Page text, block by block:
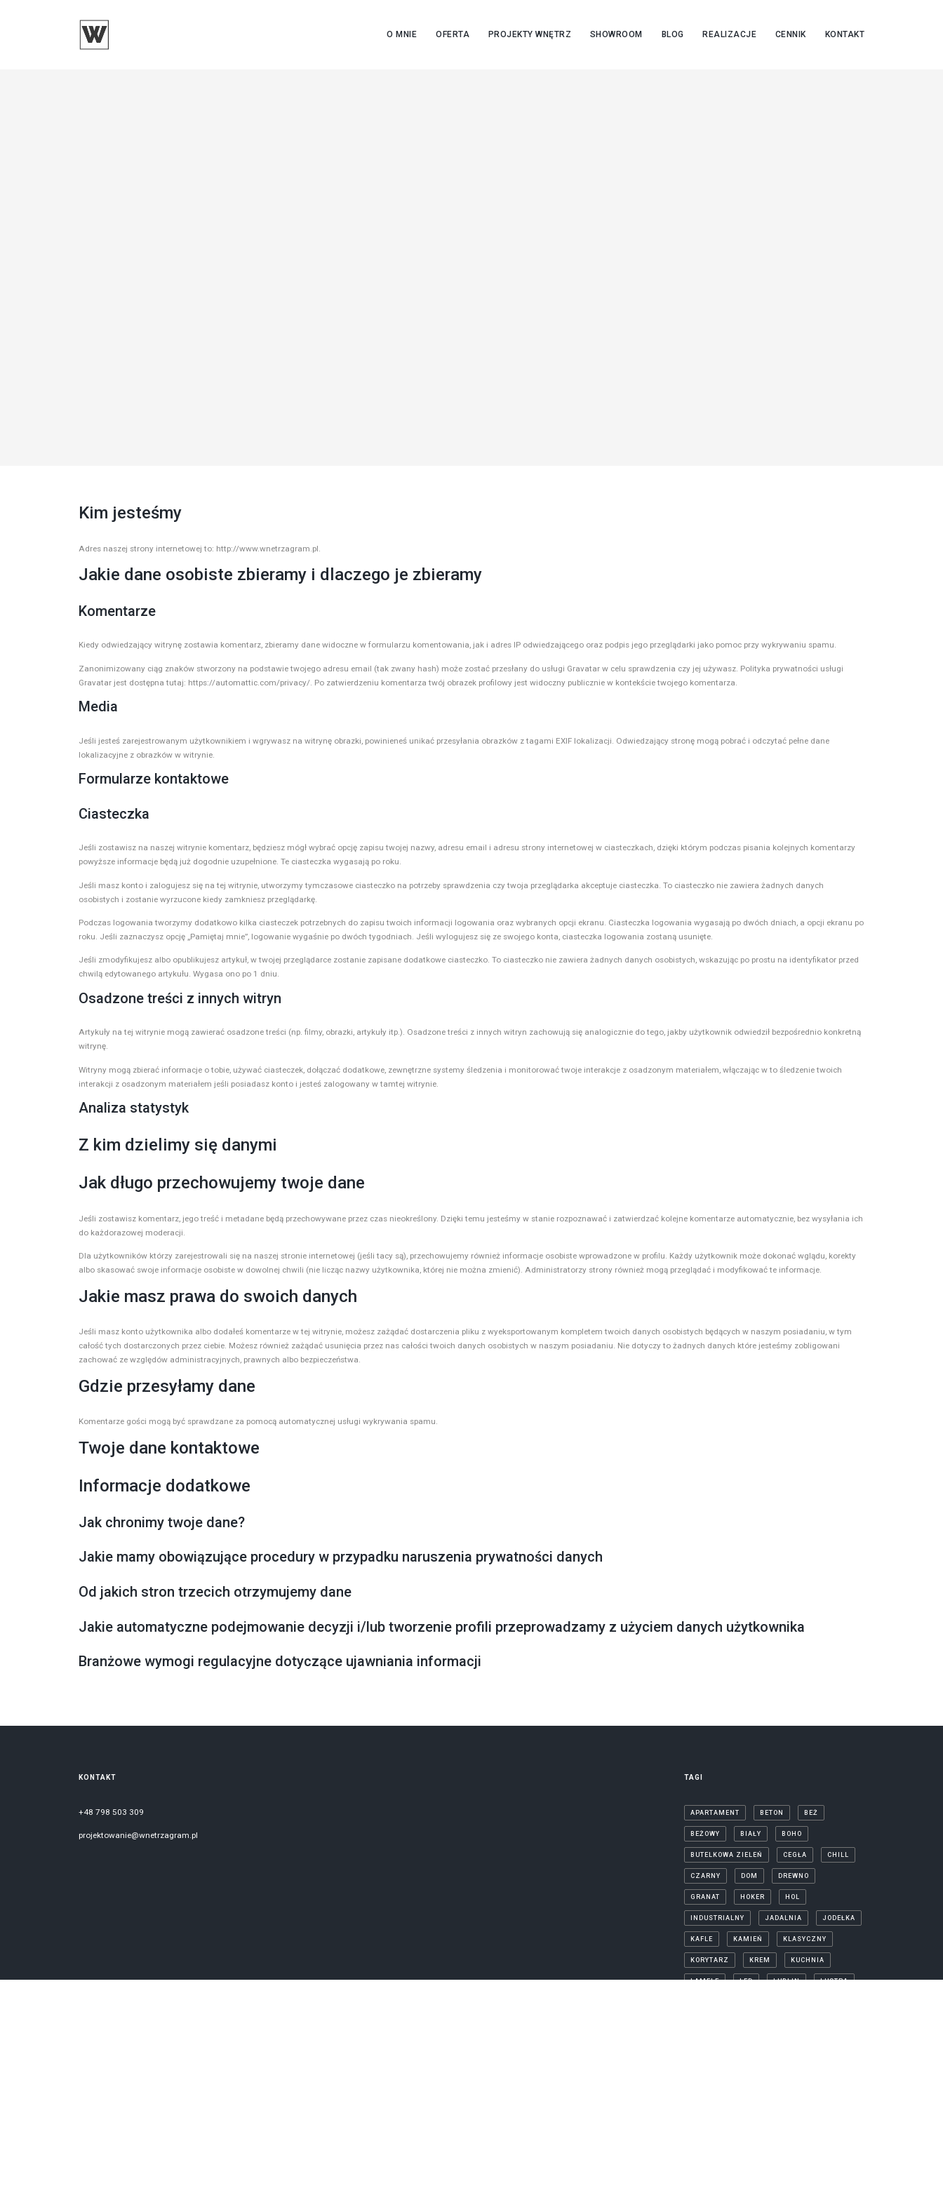
O MNIE OFERTA PROJEKTY WNĘTRZ SHOWROOM BLOG REALIZACJE CENNIK KONTAKT
Kim jesteśmy
Adres naszej strony internetowej to: http://www.wnetrzagram.pl.
Jakie dane osobiste zbieramy i dlaczego je zbieramy
Komentarze
Kiedy odwiedzający witrynę zostawia komentarz, zbieramy dane widoczne w formularzu komentowania, jak i adres IP odwiedzającego oraz podpis jego przeglądarki jako pomoc przy wykrywaniu spamu.
Zanonimizowany ciąg znaków stworzony na podstawie twojego adresu email (tak zwany hash) może zostać przesłany do usługi Gravatar w celu sprawdzenia czy jej używasz. Polityka prywatności usługi
Gravatar jest dostępna tutaj: https://automattic.com/privacy/. Po zatwierdzeniu komentarza twój obrazek profilowy jest widoczny publicznie w kontekście twojego komentarza.
Media
Jeśli jesteś zarejestrowanym użytkownikiem i wgrywasz na witrynę obrazki, powinieneś unikać przesyłania obrazków z tagami EXIF lokalizacji. Odwiedzający stronę mogą pobrać i odczytać pełne dane
lokalizacyjne z obrazków w witrynie.
Formularze kontaktowe
Ciasteczka
Jeśli zostawisz na naszej witrynie komentarz, będziesz mógł wybrać opcję zapisu twojej nazwy, adresu email i adresu strony internetowej w ciasteczkach, dzięki którym podczas pisania kolejnych komentarzy
powyższe informacje będą już dogodnie uzupełnione. Te ciasteczka wygasają po roku.
Jeśli masz konto i zalogujesz się na tej witrynie, utworzymy tymczasowe ciasteczko na potrzeby sprawdzenia czy twoja przeglądarka akceptuje ciasteczka. To ciasteczko nie zawiera żadnych danych
osobistych i zostanie wyrzucone kiedy zamkniesz przeglądarkę.
Podczas logowania tworzymy dodatkowo kilka ciasteczek potrzebnych do zapisu twoich informacji logowania oraz wybranych opcji ekranu. Ciasteczka logowania wygasają po dwóch dniach, a opcji ekranu po
roku. Jeśli zaznaczysz opcję „Pamiętaj mnie”, logowanie wygaśnie po dwóch tygodniach. Jeśli wylogujesz się ze swojego konta, ciasteczka logowania zostaną usunięte.
Jeśli zmodyfikujesz albo opublikujesz artykuł, w twojej przeglądarce zostanie zapisane dodatkowe ciasteczko. To ciasteczko nie zawiera żadnych danych osobistych, wskazując po prostu na identyfikator przed
chwilą edytowanego artykułu. Wygasa ono po 1 dniu.
Osadzone treści z innych witryn
Artykuły na tej witrynie mogą zawierać osadzone treści (np. filmy, obrazki, artykuły itp.). Osadzone treści z innych witryn zachowują się analogicznie do tego, jakby użytkownik odwiedził bezpośrednio konkretną
witrynę.
Witryny mogą zbierać informacje o tobie, używać ciasteczek, dołączać dodatkowe, zewnętrzne systemy śledzenia i monitorować twoje interakcje z osadzonym materiałem, włączając w to śledzenie twoich
interakcji z osadzonym materiałem jeśli posiadasz konto i jesteś zalogowany w tamtej witrynie.
Analiza statystyk
Z kim dzielimy się danymi
Jak długo przechowujemy twoje dane
Jeśli zostawisz komentarz, jego treść i metadane będą przechowywane przez czas nieokreślony. Dzięki temu jesteśmy w stanie rozpoznawać i zatwierdzać kolejne komentarze automatycznie, bez wysyłania ich
do każdorazowej moderacji.
Dla użytkowników którzy zarejestrowali się na naszej stronie internetowej (jeśli tacy są), przechowujemy również informacje osobiste wprowadzone w profilu. Każdy użytkownik może dokonać wglądu, korekty
albo skasować swoje informacje osobiste w dowolnej chwili (nie licząc nazwy użytkownika, której nie można zmienić). Administratorzy strony również mogą przeglądać i modyfikować te informacje.
Jakie masz prawa do swoich danych
Jeśli masz konto użytkownika albo dodałeś komentarze w tej witrynie, możesz zażądać dostarczenia pliku z wyeksportowanym kompletem twoich danych osobistych będących w naszym posiadaniu, w tym
całość tych dostarczonych przez ciebie. Możesz również zażądać usunięcia przez nas całości twoich danych osobistych w naszym posiadaniu. Nie dotyczy to żadnych danych które jesteśmy zobligowani
zachować ze względów administracyjnych, prawnych albo bezpieczeństwa.
Gdzie przesyłamy dane
Komentarze gości mogą być sprawdzane za pomocą automatycznej usługi wykrywania spamu.
Twoje dane kontaktowe
Informacje dodatkowe
Jak chronimy twoje dane?
Jakie mamy obowiązujące procedury w przypadku naruszenia prywatności danych
Od jakich stron trzecich otrzymujemy dane
Jakie automatyczne podejmowanie decyzji i/lub tworzenie profili przeprowadzamy z użyciem danych użytkownika
Branżowe wymogi regulacyjne dotyczące ujawniania informacji
KONTAKT
+48 798 503 309
projektowanie@wnetrzagram.pl
TAGI
APARTAMENT BETON BEŻ
BEŻOWY BIAŁY BOHO
BUTELKOWA ZIELEŃ CEGŁA CHILL
CZARNY DOM DREWNO
GRANAT HOKER HOL
INDUSTRIALNY JADALNIA JODEŁKA
KAFLE KAMIEŃ KLASYCZNY
KORYTARZ KREM KUCHNIA
LAMELE LED LUBLIN LUSTRA